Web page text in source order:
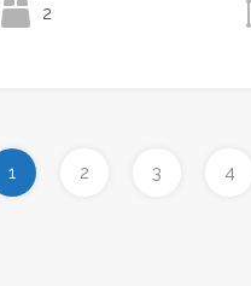
2
1 2 3 4